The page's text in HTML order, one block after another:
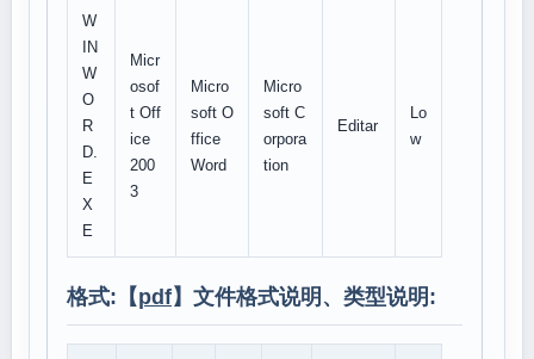
W
IN
W
O
R
D.
E
X
E
Micr
osof
t Off
ice
200
3
Micro
soft O
ffice
Word
Micro
soft C
orpora
tion
Editar
Lo
w
格式:【pdf】文件格式说明、类型说明: